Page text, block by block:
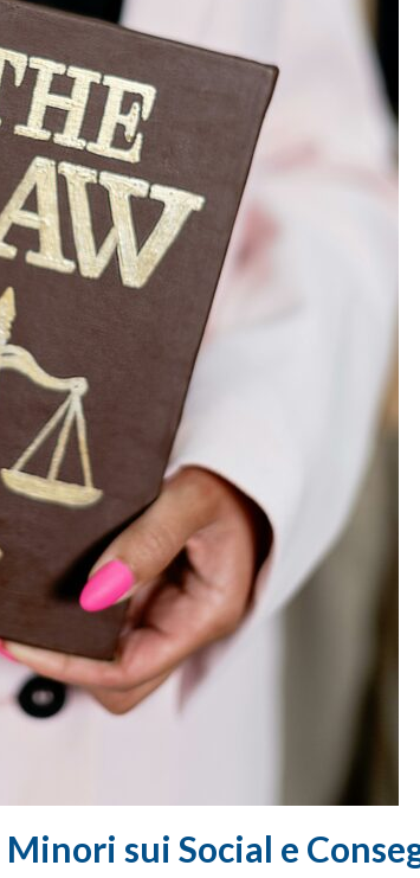
sui Social e